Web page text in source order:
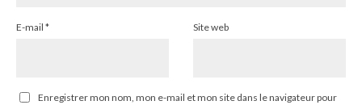
E-mail * Site web
Enregistrer mon nom, mon e-mail et mon site dans le navigateur pour